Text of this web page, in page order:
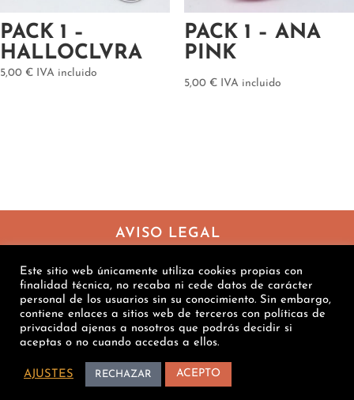
PACK 1 –
HALLOCLVRA
5,00 € IVA incluido
PACK 1 – ANA
PINK
5,00 € IVA incluido
AVISO LEGAL
CONDICIONES DE VENTA
POLÍTICA DE COOKIES
diseñado por NikoBox 2020
Este sitio web únicamente utiliza cookies propias con
finalidad técnica, no recaba ni cede datos de carácter
personal de los usuarios sin su conocimiento. Sin embargo,
contiene enlaces a sitios web de terceros con políticas de
privacidad ajenas a nosotros que podrás decidir si
aceptas o no cuando accedas a ellos.
AJUSTES RECHAZAR ACEPTO